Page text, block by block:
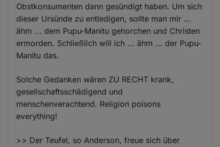
Obstkonsumenten dann gesündigt haben. Um sich
dieser Ursünde zu entledigen, sollte man mir ...
ähm ... dem Pupu-Manitu gehorchen und Christen
ermorden. Schließlich will ich ... ähm ... der Pupu-
Manitu das.
Solche Gedanken wären ZU RECHT krank,
gesellschaftsschädigend und
menschenverachtend. Religion poisons
everything!
>> Der Teufel, so Anderson, freue sich über